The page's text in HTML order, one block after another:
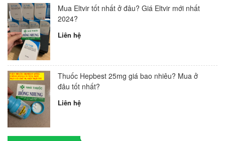
Mua Eltvir tốt nhất ở đâu? Giá Eltvir mới nhất
2024?
Liên hệ
Thuốc Hepbest 25mg giá bao nhiêu? Mua ở
đâu tốt nhất?
Liên hệ